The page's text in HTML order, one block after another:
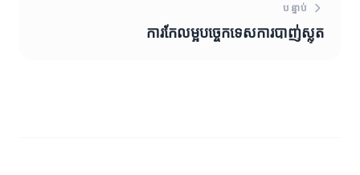
បន្ទាប់
ការកែលម្អបច្ចេកទេសការបាញ់ស្លុត